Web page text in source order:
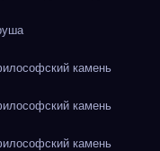
камень
камень
камень